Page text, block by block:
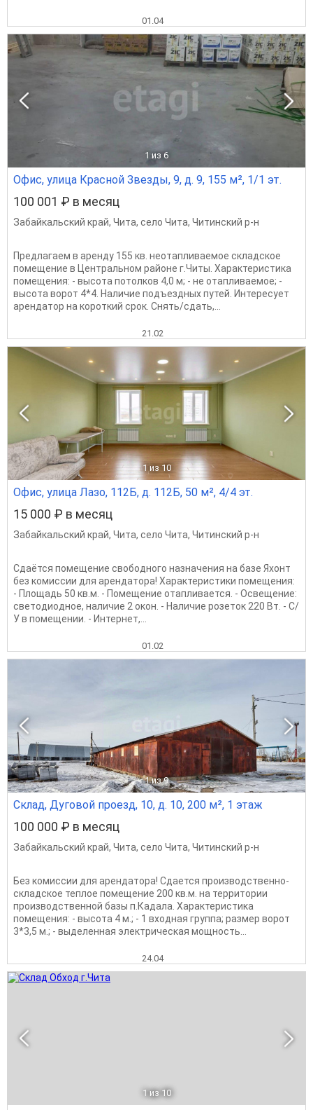
01.04
1 из 6
Офис, улица Красной Звезды, 9, д. 9, 155 м², 1/1 эт.
100 001 ₽ в месяц
Забайкальский край, Чита, село Чита, Читинский р-н
Предлагаем в аренду 155 кв. неотапливаемое складское
помещение в Центральном районе г.Читы. Характеристика
помещения: - высота потолков 4,0 м; - не отапливаемое; -
высота ворот 4*4. Наличие подъездных путей. Интересует
арендатор на короткий срок. Снять/сдать,...
21.02
1 из 10
Офис, улица Лазо, 112Б, д. 112Б, 50 м², 4/4 эт.
15 000 ₽ в месяц
Забайкальский край, Чита, село Чита, Читинский р-н
Сдаётся помещение свободного назначения на базе Яхонт
без комиссии для арендатора! Характеристики помещения:
- Площадь 50 кв.м. - Помещение отапливается. - Освещение:
светодиодное, наличие 2 окон. - Наличие розеток 220 Вт. - С/
У в помещении. - Интернет,...
01.02
1 из 9
Склад, Дуговой проезд, 10, д. 10, 200 м², 1 этаж
100 000 ₽ в месяц
Забайкальский край, Чита, село Чита, Читинский р-н
Без комиссии для арендатора! Сдается производственно-
складское теплое помещение 200 кв.м. на территории
производственной базы п.Кадала. Характеристика
помещения: - высота 4 м.; - 1 входная группа; размер ворот
3*3,5 м.; - выделенная электрическая мощность...
24.04
1 из 10